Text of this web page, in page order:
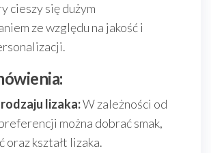
cieszy się dużym
ze względu na jakość i
lizaka:W zależności od
można dobrać smak,
oraz kształt lizaka.